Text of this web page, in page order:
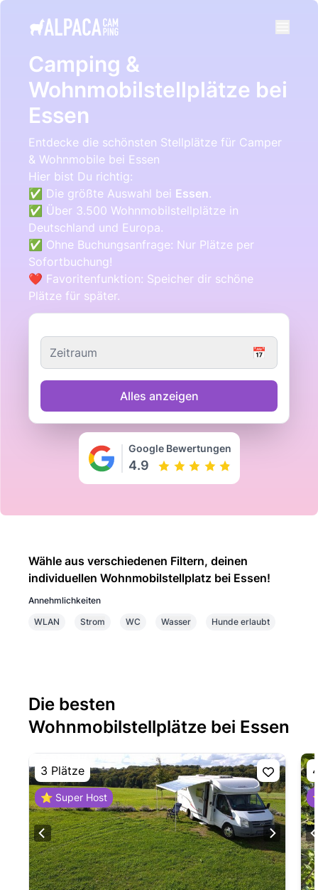
Zeitraum 📅
Alles anzeigen
Camping &
Wohnmobilstellplätze bei
Essen
Entdecke die schönsten Stellplätze für Camper
& Wohnmobile bei Essen
Hier bist Du richtig:
✅ Die größte Auswahl bei Essen.
✅ Über 3.500 Wohnmobilstellplätze in
Deutschland und Europa.
✅ Ohne Buchungsanfrage: Nur Plätze per
Sofortbuchung!
❤️ Favoritenfunktion: Speicher dir schöne
Plätze für später.
Google Bewertungen
4.9
Wähle aus verschiedenen Filtern, deinen
individuellen Wohnmobilstellplatz bei Essen!
Annehmlichkeiten
WLAN
Strom WC Wasser Hunde erlaubt
Die besten
Wohnmobilstellplätze bei Essen
3 Plätze
⭐ Super Host